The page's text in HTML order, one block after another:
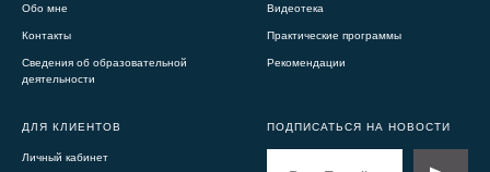
Обо мне
Контакты
Сведения об образовательной
деятельности
Видеотека
Практические программы
Рекомендации
ДЛЯ КЛИЕНТОВ
Личный кабинет
ПОДПИСАТЬСЯ НА НОВОСТИ